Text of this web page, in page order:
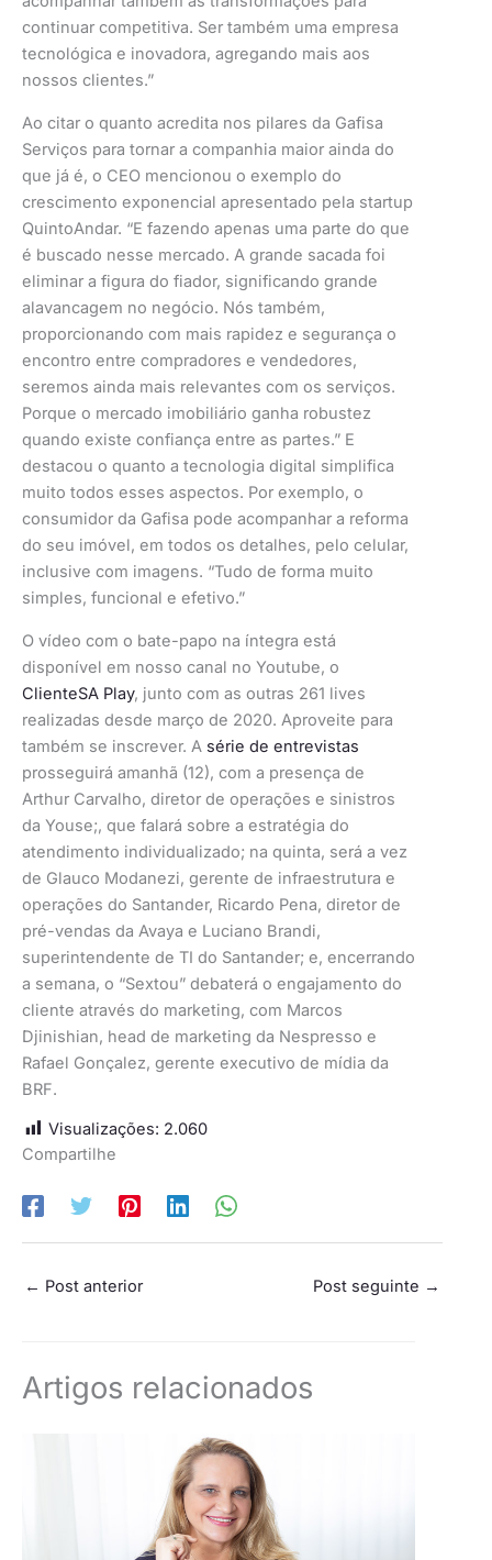
continuar competitiva. Ser também uma empresa
tecnológica e inovadora, agregando mais aos
nossos clientes.”
Ao citar o quanto acredita nos pilares da Gafisa
Serviços para tornar a companhia maior ainda do
que já é, o CEO mencionou o exemplo do
crescimento exponencial apresentado pela startup
QuintoAndar. “E fazendo apenas uma parte do que
é buscado nesse mercado. A grande sacada foi
eliminar a figura do fiador, significando grande
alavancagem no negócio. Nós também,
proporcionando com mais rapidez e segurança o
encontro entre compradores e vendedores,
seremos ainda mais relevantes com os serviços.
Porque o mercado imobiliário ganha robustez
quando existe confiança entre as partes.” E
destacou o quanto a tecnologia digital simplifica
muito todos esses aspectos. Por exemplo, o
consumidor da Gafisa pode acompanhar a reforma
do seu imóvel, em todos os detalhes, pelo celular,
inclusive com imagens. “Tudo de forma muito
simples, funcional e efetivo.”
O vídeo com o bate-papo na íntegra está
disponível em nosso canal no Youtube, o
ClienteSA Play, junto com as outras 261 lives
realizadas desde março de 2020. Aproveite para
também se inscrever. A série de entrevistas
prosseguirá amanhã (12), com a presença de
Arthur Carvalho, diretor de operações e sinistros
da Youse;, que falará sobre a estratégia do
atendimento individualizado; na quinta, será a vez
de Glauco Modanezi, gerente de infraestrutura e
operações do Santander, Ricardo Pena, diretor de
pré-vendas da Avaya e Luciano Brandi,
superintendente de TI do Santander; e, encerrando
a semana, o “Sextou” debaterá o engajamento do
cliente através do marketing, com Marcos
Djinishian, head de marketing da Nespresso e
Rafael Gonçalez, gerente executivo de mídia da
BRF.
Visualizações: 2.060
Compartilhe
← Post anterior Post seguinte →
Artigos relacionados